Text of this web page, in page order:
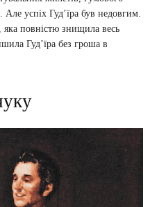
успіх Гудʼїра був недовгим.
повністю знищила весь
Гудʼїра без гроша в